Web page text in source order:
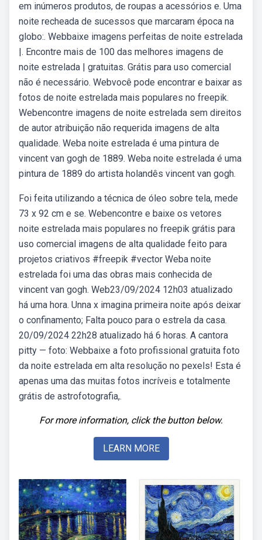
em inúmeros produtos, de roupas a acessórios e. Uma
noite recheada de sucessos que marcaram época na
globo:. Webbaixe imagens perfeitas de noite estrelada
|. Encontre mais de 100 das melhores imagens de
noite estrelada | gratuitas. Grátis para uso comercial
não é necessário. Webvocê pode encontrar e baixar as
fotos de noite estrelada mais populares no freepik.
Webencontre imagens de noite estrelada sem direitos
de autor atribuição não requerida imagens de alta
qualidade. Weba noite estrelada é uma pintura de
vincent van gogh de 1889. Weba noite estrelada é uma
pintura de 1889 do artista holandês vincent van gogh.
Foi feita utilizando a técnica de óleo sobre tela, mede
73 x 92 cm e se. Webencontre e baixe os vetores
noite estrelada mais populares no freepik grátis para
uso comercial imagens de alta qualidade feito para
projetos criativos #freepik #vector Weba noite
estrelada foi uma das obras mais conhecida de
vincent van gogh. Web23/09/2024 12h03 atualizado
há uma hora. Unna x imagina primeira noite após deixar
o confinamento; Falta pouco para o estrela da casa.
20/09/2024 22h28 atualizado há 6 horas. A cantora
pitty — foto: Webbaixe a foto profissional gratuita foto
da noite estrelada em alta resolução no pexels! Esta é
apenas uma das muitas fotos incríveis e totalmente
grátis de astrofotografia,.
For more information, click the button below.
LEARN MORE